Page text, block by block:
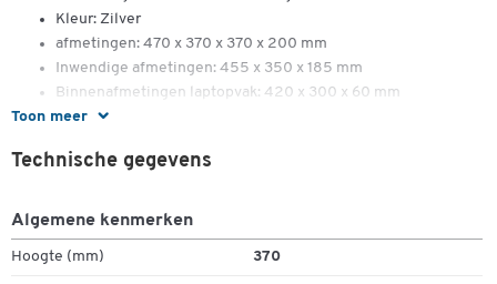
Toon meer
Kleur: Zilver
afmetingen: 470 x 370 x 370 x 200 mm
Inwendige afmetingen: 455 x 350 x 185 mm
Binnenafmetingen laptopvak: 420 x 300 x 60 mm
Technische gegevens
Algemene kenmerken
Hoogte (mm) 370